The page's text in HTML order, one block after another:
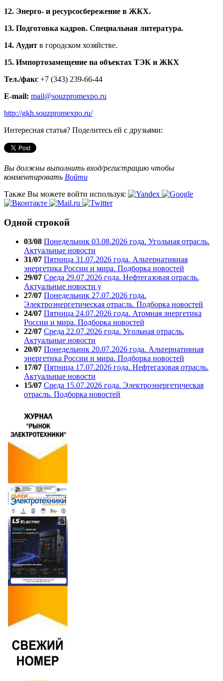
12. Энерго- и ресурсосбережение в ЖКХ.
13. Подготовка кадров. Специальная литература.
14. Аудит в городском хозяйстве.
15. Импортозамещение на объектах ТЭК и ЖКХ
Тел./факс +7 (343) 239-66-44
E-mail: mail@souzpromexpo.ru
http://gkh.souzpromexpo.ru/
Интересная статья? Поделитесь ей с друзьями:
Вы должны выполнить вход/регистрацию чтобы
комментировать Войти
Также Вы можете войти используя:
Одной строкой
03/08 Понедельник 03.08.2026 года. Угольная отрасль.
Актуальные новости
31/07 Пятница 31.07.2026 года. Альтернативная
энергетика России и мира. Подборка новостей
29/07 Среда 29.07.2026 года. Нефтегазовая отрасль.
Актуальные новости у
27/07 Понедельник 27.07.2026 года.
Электроэнергетическая отрасль. Подборка новостей
24/07 Пятница 24.07.2026 года. Атомная энергетика
России и мира. Подборка новостей
22/07 Среда 22.07.2026 года. Угольная отрасль.
Актуальные новости
20/07 Понедельник 20.07.2026 года. Альтернативная
энергетика России и мира. Подборка новостей
17/07 Пятница 17.07.2026 года. Нефтегазовая отрасль.
Актуальные новости
15/07 Среда 15.07.2026 года. Электроэнергетическая
отрасль. Подборка новостей